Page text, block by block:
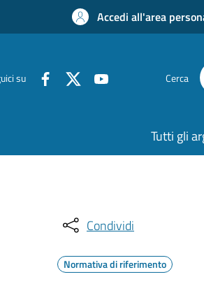
Accedi all'area
su Cerca
Tutti gli
Condividi
Normativa di riferimento